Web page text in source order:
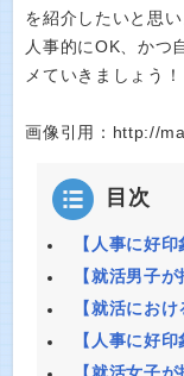
を紹介したいと思い
人事的にOK、かつ
メていきましょう！
画像引用：http://
目次
【人事に好
【就活男子
【就活にお
【人事に好